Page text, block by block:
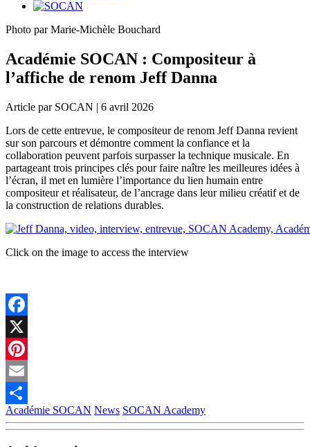
Photo par Marie-Michèle Bouchard
Académie SOCAN : Compositeur à
l’affiche de renom Jeff Danna
Article par SOCAN | 6 avril 2026
Lors de cette entrevue, le compositeur de renom Jeff Danna revient
sur son parcours et démontre comment la confiance et la
collaboration peuvent parfois surpasser la technique musicale. En
partageant trois principes clés pour faire naître les meilleures idées à
l’écran, il met en lumière l’importance du lien humain entre
compositeur et réalisateur, de l’ancrage dans leur milieu créatif et de
la construction de relations durables.
Click on the image to access the interview
Facebook
X
Pinterest
Email
Partager
Académie SOCAN News SOCAN Academy